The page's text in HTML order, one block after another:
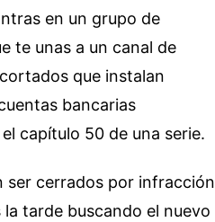
en un grupo de
te unas a un canal de
que instalan
bancarias
capítulo 50 de una serie.
ser cerrados por infracción
tarde buscando el nuevo